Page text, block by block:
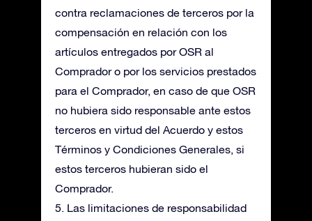
contra reclamaciones de terceros por la
compensación en relación con los
artículos entregados por OSR al
Comprador o por los servicios prestados
para el Comprador, en caso de que OSR
no hubiera sido responsable ante estos
terceros en virtud del Acuerdo y estos
Términos y Condiciones Generales, si
estos terceros hubieran sido el
Comprador.
5. Las limitaciones de responsabilidad